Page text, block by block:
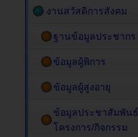
งานสวัสดิการสังคม
ฐานข้อมูลประชากร
ข้อมูลผู้พิการ
ข้อมูลผู้สูงอายุ
ข้อมูลประชาสัมพันธ์
โครงการ/กิจกรรม